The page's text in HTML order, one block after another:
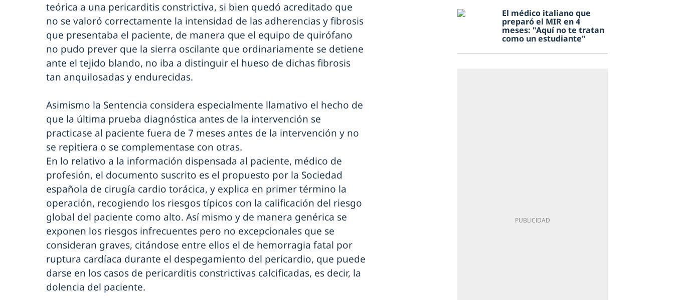
teórica a una pericarditis constrictiva, si bien quedó acreditado que
no se valoró correctamente la intensidad de las adherencias y fibrosis
que presentaba el paciente, de manera que el equipo de quirófano
no pudo prever que la sierra oscilante que ordinariamente se detiene
ante el tejido blando, no iba a distinguir el hueso de dichas fibrosis
tan anquilosadas y endurecidas.
Asimismo la Sentencia considera especialmente llamativo el hecho de
que la última prueba diagnóstica antes de la intervención se
practicase al paciente fuera de 7 meses antes de la intervención y no
se repitiera o se complementase con otras.
En lo relativo a la información dispensada al paciente, médico de
profesión, el documento suscrito es el propuesto por la Sociedad
española de cirugía cardio torácica, y explica en primer término la
operación, recogiendo los riesgos típicos con la calificación del riesgo
global del paciente como alto. Así mismo y de manera genérica se
exponen los riesgos infrecuentes pero no excepcionales que se
consideran graves, citándose entre ellos el de hemorragia fatal por
ruptura cardíaca durante el despegamiento del pericardio, que puede
darse en los casos de pericarditis constrictivas calcificadas, es decir, la
dolencia del paciente.
El médico italiano que
preparó el MIR en 4
meses: "Aquí no te tratan
como un estudiante"